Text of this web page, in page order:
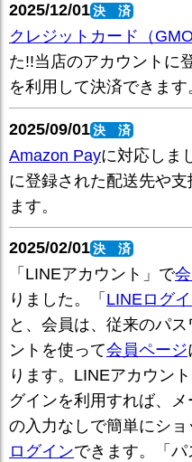
2025/12/01決 済
クレジットカード（
た!!当店のアカウントに
を利用して決済できます
2025/09/01決 済
Amazon Payに対応しま
に登録された配送先や
ます。
2025/02/01決 済
「LINEアカウント」で
りました。「 LINEログ
と、会員は、従来のパ
ントを使って会員ページ
ります。LINEアカウン
グインを利用すれば、
の入力なしで簡単にシ
ログインできます。「